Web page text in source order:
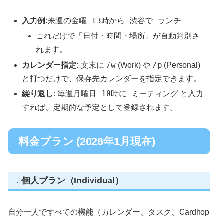
入力例:来週の金曜 13時から 渋谷で ランチ
これだけで「日付・時間・場所」が自動判別さ
れます。
カレンダー指定: 文末に /w (Work) や /p (Personal)
と打つだけで、保存先カレンダーを指定できます。
繰り返し: 毎週月曜日 10時に ミーティング と入力
すれば、定期的な予定として登録されます。
料金プラン (2026年1月現在)
. 個人プラン（Individual）
自分一人ですべての機能（カレンダー、タスク、Cardhop